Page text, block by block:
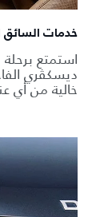
خدمات السائق
استمتع
ديسكڤري
خالية من أي